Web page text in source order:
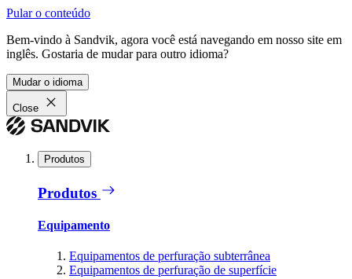
Pular o conteúdo
Bem-vindo à Sandvik, agora você está navegando em nosso site em
inglês. Gostaria de mudar para outro idioma?
Mudar o idioma
Close
Produtos
Produtos
Equipamento
Equipamentos de perfuração subterrânea
Equipamentos de perfuração de superfície